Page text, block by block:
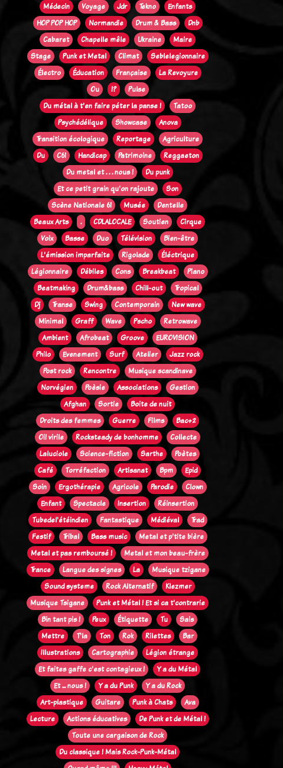
Médecin
Voyage Jdr Tekno
Enfants
HOP POP HOP
Normandie Drum & Bass
Dnb
Cabaret
Chapelle mêle Ukraine
Maire
Stage
Punk et Metal Climat
Seblelegionnaire
Électro
Éducation Française
La Revoyure
Ou
!?
Pulse
Du métal à t'en faire péter la panse !
Tatoo
Psychédélique
Showcase
Anova
Transition écologique
Reportage
Agriculture
Du
C61 Handicap Patrimoine
Reggaeton
Du metal et . . . nous !
Du punk
Et ce petit grain qu'on rajoute
Son
Scène Nationale 61
Musée
Dentelle
Beaux Arts
. CDLALOCALE Soutien
Cirque
Voix
Basse Duo Télévision
Bien-être
L'émission imparfaite
Rigolade
Éléctrique
Légionnaire
Débiles Cons Breakbeat
Piano
Beatmaking
Drum&bass Chill-out
Tropical
Dj
Transe Swing Contemporain
New wave
Minimal
Graff Wave Pscho
Retrowave
Ambient
Afrobeat Groove
EUROVISION
Philo
Evenement Surf Atelier
Jazz rock
Post rock
Rencontre
Musique scandinave
Norvégien
Poèsie Associations
Gestion
Afghan
Sortie
Boite de nuit
Droits des femmes
Guerre Films
Bac+2
Oi! virile
Rocksteady de bonhomme
Collecte
Laluciole
Science-fiction Sarthe
Poètes
Café
Torréfaction Artisanat Bpm
Epid
Soin
Ergothérapie Agricole Parodie
Clown
Enfant
Spectacle Insertion
Réinsertion
Tubedel'étéindien
Fantastique Médiéval
Trad
Festif
Tribal Bass music
Metal et p'tite bière
Metal et pas remboursé !
Metal et mon beau-frère
Trance
Langue des signes La
Musique tzigane
Sound systeme
Rock Alternatif
Klezmer
Musique Tsigane
Punk et Métal ! Et si ca t'contrarie
Bin tant pis !
Peux Étiquette Tu
Sais
Mettre
T'la Ton Rok Rilettes
Bar
Illustrations
Cartographie
Légion étrange
Et faites gaffe c'est contagieux !
Y a du Métal
Et ... nous !
Y a du Punk
Y a du Rock
Art-plastique
Guitare Punk à Chats
Ava
Lecture
Actions éducatives
De Punk et de Métal !
Toute une cargaison de Rock
Du classique ! Mais Rock-Punk-Métal